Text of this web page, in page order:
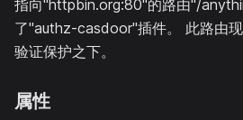
指向"httpbin.org:80"的路由"/
了"authz-casdoor"插件。 此路由
验证保护之下。
属性